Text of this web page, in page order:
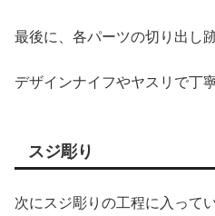
最後に、各パーツの切り出し
デザインナイフやヤスリで丁
スジ彫り
次にスジ彫りの工程に入って